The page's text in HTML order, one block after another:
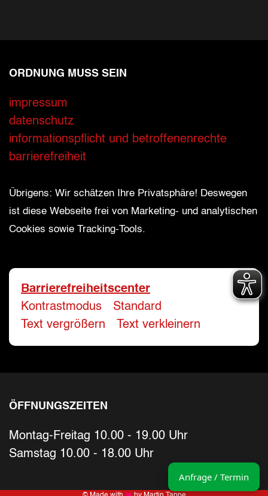
ORDNUNG MUSS SEIN
impressum
datenschutz
informationspflicht und betroffenenrechte
barrierefreiheit
Übrigens: Wir schätzen Ihre Privatsphäre! Deswegen
ist diese Webseite frei von Marketing- und analytischen
Cookies sowie Tracking-Tools.
Barrierefreiheitscenter
Kontrastmodus
Standard
Text vergrößern
Text verkleinern
ÖFFNUNGSZEITEN
Montag-Freitag 10.00 - 19.00 Uhr
Samstag 10.00 - 18.00 Uhr
Anfrage / Termin
Ihre Kontaktdaten
Alle mit Stern gekennzeichneten Felder
Name
E-Mail-Adresse*
Bitte geben Sie eine gültige E-Mail-
Ihr Wunschtermin / Rückruf
Bitte wählen
Datum
Sie können ein Datum ab übermorgen